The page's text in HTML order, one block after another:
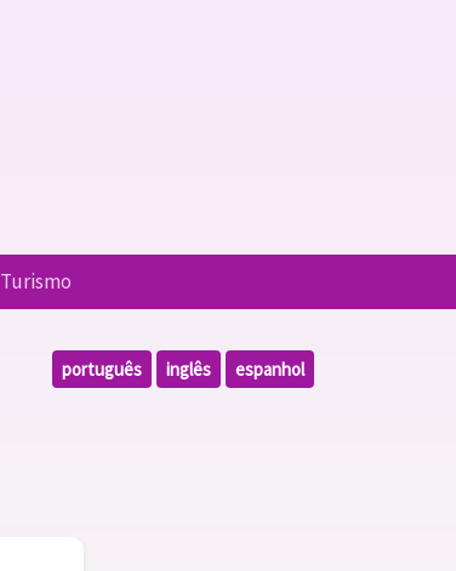
Turismo
português inglês espanhol